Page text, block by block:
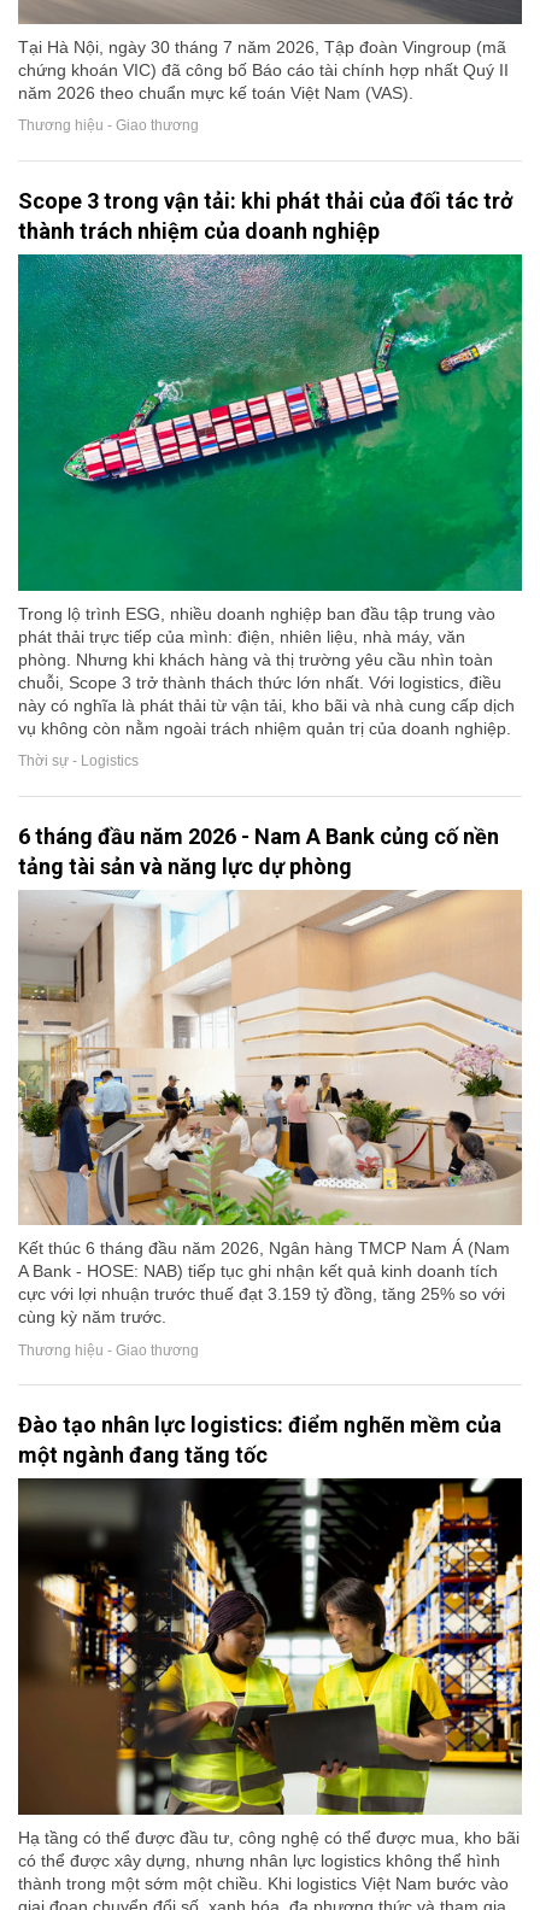
Tại Hà Nội, ngày 30 tháng 7 năm 2026, Tập đoàn Vingroup (mã
chứng khoán VIC) đã công bố Báo cáo tài chính hợp nhất Quý II
năm 2026 theo chuẩn mực kế toán Việt Nam (VAS).
Thương hiệu - Giao thương
Scope 3 trong vận tải: khi phát thải của đối tác trở
thành trách nhiệm của doanh nghiệp
Trong lộ trình ESG, nhiều doanh nghiệp ban đầu tập trung vào
phát thải trực tiếp của mình: điện, nhiên liệu, nhà máy, văn
phòng. Nhưng khi khách hàng và thị trường yêu cầu nhìn toàn
chuỗi, Scope 3 trở thành thách thức lớn nhất. Với logistics, điều
này có nghĩa là phát thải từ vận tải, kho bãi và nhà cung cấp dịch
vụ không còn nằm ngoài trách nhiệm quản trị của doanh nghiệp.
Thời sự - Logistics
6 tháng đầu năm 2026 - Nam A Bank củng cố nền
tảng tài sản và năng lực dự phòng
Kết thúc 6 tháng đầu năm 2026, Ngân hàng TMCP Nam Á (Nam
A Bank - HOSE: NAB) tiếp tục ghi nhận kết quả kinh doanh tích
cực với lợi nhuận trước thuế đạt 3.159 tỷ đồng, tăng 25% so với
cùng kỳ năm trước.
Thương hiệu - Giao thương
Đào tạo nhân lực logistics: điểm nghẽn mềm của
một ngành đang tăng tốc
Hạ tầng có thể được đầu tư, công nghệ có thể được mua, kho bãi
có thể được xây dựng, nhưng nhân lực logistics không thể hình
thành trong một sớm một chiều. Khi logistics Việt Nam bước vào